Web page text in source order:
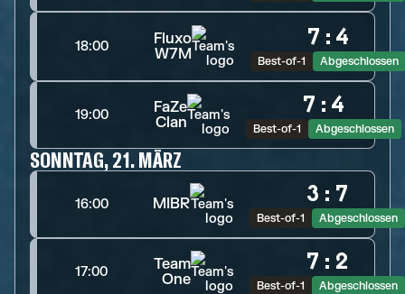
18:00
Fluxo
W7M
7 : 4
Best-of-1 Abgeschlossen
19:00
FaZe
Clan
7 : 4
Best-of-1 Abgeschlossen
SONNTAG, 21. MÄRZ
16:00 MIBR 3 : 7
Best-of-1 Abgeschlossen
17:00
Team
One
7 : 2
Best-of-1 Abgeschlossen